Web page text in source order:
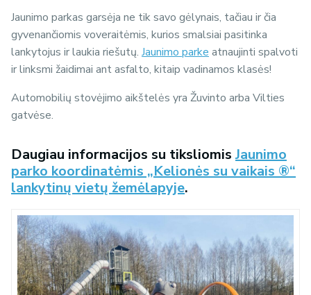
Jaunimo parkas garsėja ne tik savo gėlynais, tačiau ir čia
gyvenančiomis voveraitėmis, kurios smalsiai pasitinka
lankytojus ir laukia riešutų. Jaunimo parke atnaujinti spalvoti
ir linksmi žaidimai ant asfalto, kitaip vadinamos klasės!
Automobilių stovėjimo aikštelės yra Žuvinto arba Vilties
gatvėse.
Daugiau informacijos su tiksliomisJaunimo
parko koordinatėmis „Kelionės su vaikais ®“
lankytinų vietų žemėlapyje.